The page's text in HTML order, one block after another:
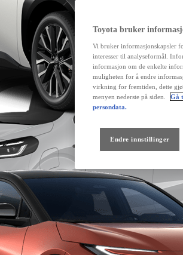
Toyota bruker
Vi bruker informasjonskapsler
interesser til analyseformål.
informasjon om de enkelte
muligheten for å endre
virkning for fremtiden, dette
menyen nederste på siden.
Gå
persondata.
Endre innstillinger